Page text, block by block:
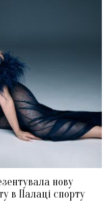
нову
в Палаці спорту